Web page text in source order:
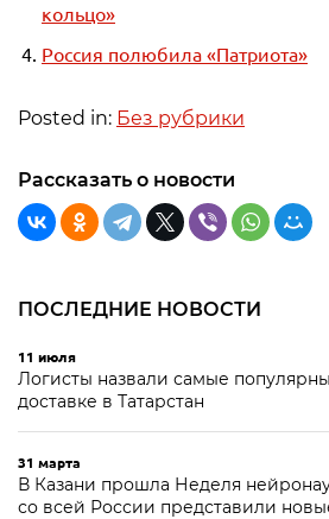
кольцо»
Россия полюбила «Патриота»
Posted in: Без рубрики
Рассказать о новости
ПОСЛЕДНИЕ НОВОСТИ
11 июля
Логисты назвали самые
доставке в Татарстан
31 марта
В Казани прошла Неделя
со всей России представили